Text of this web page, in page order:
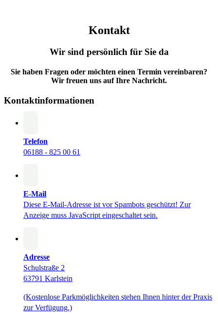
Kontakt
Wir sind persönlich für Sie da
Sie haben Fragen oder möchten einen Termin vereinbaren?
Wir freuen uns auf Ihre Nachricht.
Kontaktinformationen
Telefon
06188 - 825 00 61
E-Mail
Diese E-Mail-Adresse ist vor Spambots geschützt! Zur
Anzeige muss JavaScript eingeschaltet sein.
Adresse
Schulstraße 2
63791 Karlstein
(Kostenlose Parkmöglichkeiten stehen Ihnen hinter der Praxis
zur Verfügung.)